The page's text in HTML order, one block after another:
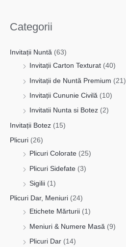
Categorii
Invitații Nuntă (63)
Invitații Carton Texturat (40)
Invitații de Nuntă Premium (21)
Invitații Cununie Civilă (10)
Invitatii Nunta si Botez (2)
Invitații Botez (15)
Plicuri (26)
Plicuri Colorate (25)
Plicuri Sidefate (3)
Sigilii (1)
Plicuri Dar, Meniuri (24)
Etichete Mărturii (1)
Meniuri & Numere Masă (9)
Plicuri Dar (14)